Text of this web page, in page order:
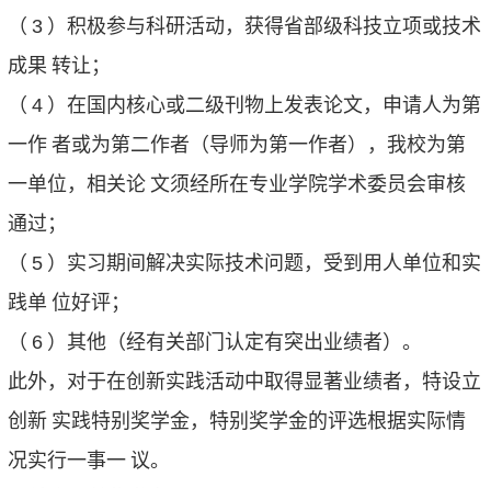
（ 3 ）积极参与科研活动，获得省部级科技立项或技术
成果 转让；
（ 4 ）在国内核心或二级刊物上发表论文，申请人为第
一作 者或为第二作者（导师为第一作者），我校为第
一单位，相关论 文须经所在专业学院学术委员会审核
通过；
（ 5 ）实习期间解决实际技术问题，受到用人单位和实
践单 位好评；
（ 6 ）其他（经有关部门认定有突出业绩者）。
此外，对于在创新实践活动中取得显著业绩者，特设立
创新 实践特别奖学金，特别奖学金的评选根据实际情
况实行一事一 议。